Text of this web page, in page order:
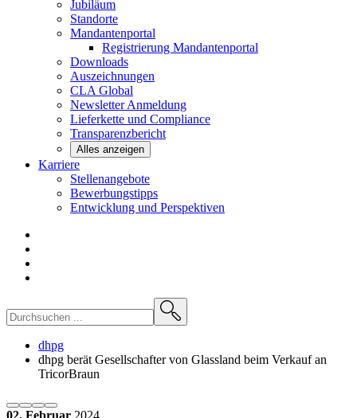
Jubiläum
Standorte
Mandantenportal
Registrierung Mandantenportal
Downloads
Auszeichnungen
CLA Global
NewsletterAnmeldung
Lieferkette und Compliance
Transparenzbericht
Alles anzeigen
Karriere
Stellenangebote
Bewerbungstipps
Entwicklung und Perspektiven
dhpg
dhpg berät Gesellschafter von Glassland beim Verkauf an
TricorBraun
02. Februar 2024